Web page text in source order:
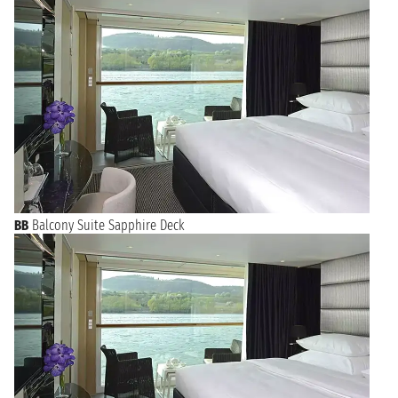
venerdì 28 maggio 2027
n.d. - n.d.
ARNHEM
sabato 29 maggio 2027
n.d. - n.d.
ANVERSA
domenica 30 maggio 2027
n.d. - n.d.
NAVIGAZIONE
lunedì 31 maggio 2027
n.d. - n.d.
DORDRECHT
martedì 1 giugno 2027
n.d.
BB Balcony Suite Sapphire Deck